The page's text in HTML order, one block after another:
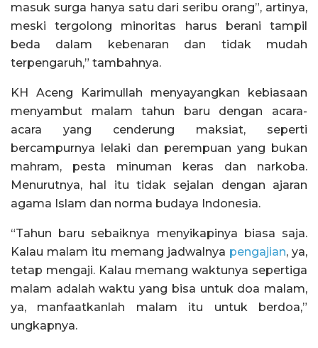
masuk surga hanya satu dari seribu orang”, artinya,
meski tergolong minoritas harus berani tampil
beda dalam kebenaran dan tidak mudah
terpengaruh,” tambahnya.
KH Aceng Karimullah menyayangkan kebiasaan
menyambut malam tahun baru dengan acara-
acara yang cenderung maksiat, seperti
bercampurnya lelaki dan perempuan yang bukan
mahram, pesta minuman keras dan narkoba.
Menurutnya, hal itu tidak sejalan dengan ajaran
agama Islam dan norma budaya Indonesia.
“Tahun baru sebaiknya menyikapinya biasa saja.
Kalau malam itu memang jadwalnya pengajian, ya,
tetap mengaji. Kalau memang waktunya sepertiga
malam adalah waktu yang bisa untuk doa malam,
ya, manfaatkanlah malam itu untuk berdoa,”
ungkapnya.